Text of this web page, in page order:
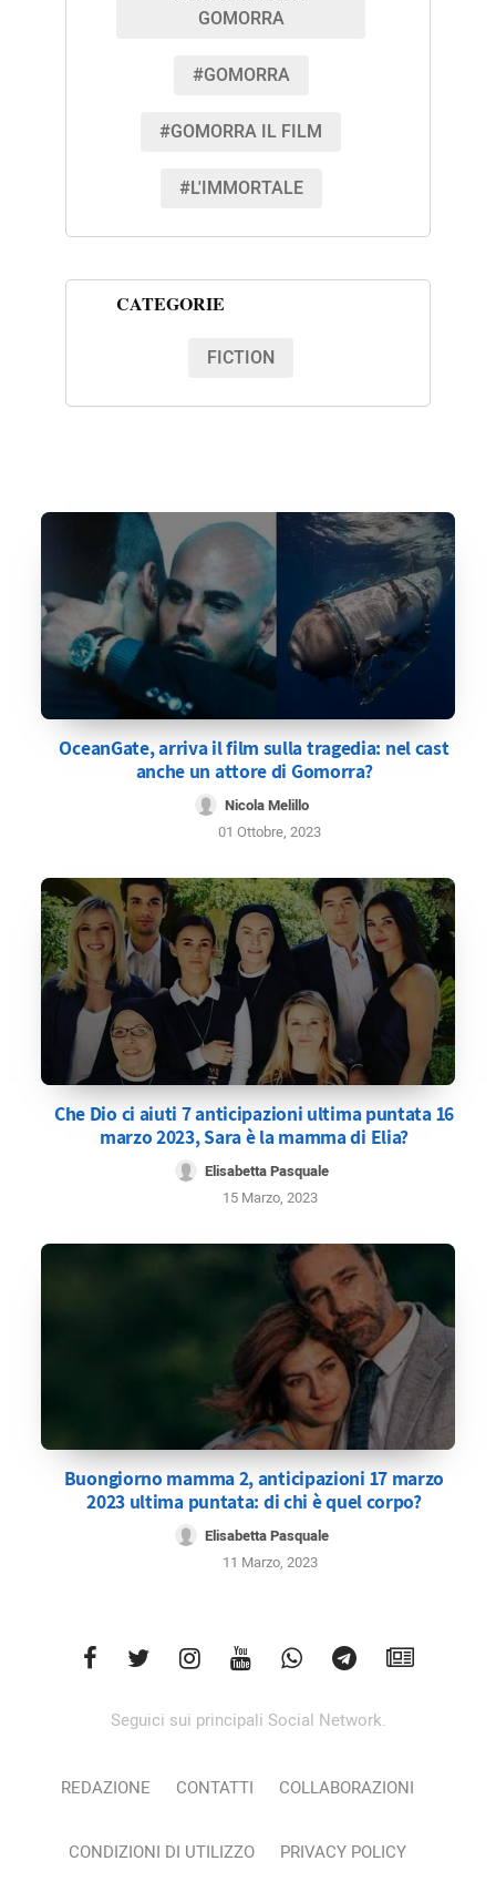
GOMORRA
#GOMORRA
#GOMORRA IL FILM
#L'IMMORTALE
CATEGORIE
FICTION
OceanGate, arriva il film sulla tragedia: nel cast
anche un attore di Gomorra?
Nicola Melillo
01 Ottobre, 2023
Che Dio ci aiuti 7 anticipazioni ultima puntata 16
marzo 2023, Sara è la mamma di Elia?
Elisabetta Pasquale
15 Marzo, 2023
Buongiorno mamma 2, anticipazioni 17 marzo
2023 ultima puntata: di chi è quel corpo?
Elisabetta Pasquale
11 Marzo, 2023
Seguici sui principali Social Network.
REDAZIONE CONTATTI COLLABORAZIONI
CONDIZIONI DI UTILIZZO PRIVACY POLICY